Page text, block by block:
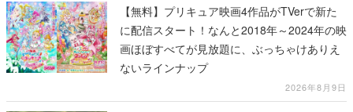
【無料】プリキュア映画4作品がTVerで新た
に配信スタート！なんと2018年～2024年の映
画ほぼすべてが見放題に、ぶっちゃけありえ
ないラインナップ
2026年8月9日